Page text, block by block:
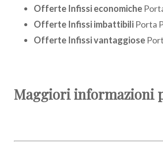
Offerte Infissi economiche
Offerte Infissi imbattibili Porta
Offerte Infissi vantaggiose
Maggiori informazioni